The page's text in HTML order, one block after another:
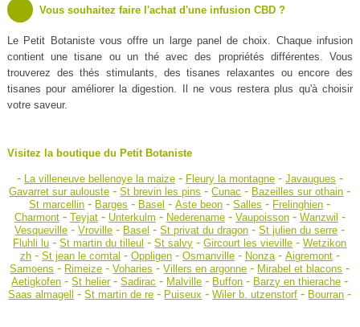
Vous souhaitez faire l'achat d'une infusion CBD ?
Le Petit Botaniste vous offre un large panel de choix. Chaque infusion
contient une tisane ou un thé avec des propriétés différentes. Vous
trouverez des thés stimulants, des tisanes relaxantes ou encore des
tisanes pour améliorer la digestion. Il ne vous restera plus qu'à choisir
votre saveur.
Visitez la boutique du Petit Botaniste
- La villeneuve bellenoye la maize- Fleury la montagne- Javaugues -
Gavarret sur aulouste -St brevin les pins -Cunac - Bazeilles sur othain -
St marcellin - Barges - Basel -Aste beon -Salles - Frelinghien -
Charmont- Teyjat- Unterkulm - Nederename- Vaupoisson- Wanzwil -
Vesqueville -Vroville - Basel -St privat du dragon -St julien du serre -
Fluhli lu -St martin du tilleul -St salvy -Gircourt les vieville -Wetzikon
zh- St jean le comtal - Oppligen- Osmanville- Nonza- Aigremont-
Samoens - Rimeize -Voharies -Villers en argonne - Mirabel et blacons -
Aetigkofen -St helier-Sadirac - Malville - Buffon - Barzy en thierache -
Saas almagell -St martin de re - Puiseux -Wiler b. utzenstorf - Bourran -